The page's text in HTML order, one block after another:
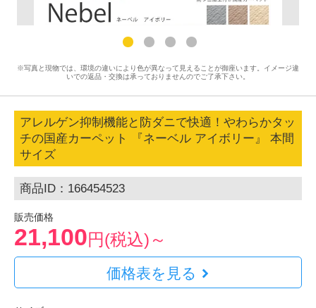
※写真と現物では、環境の違いにより色が異なって見えることが御座います。イメージ違
いでの返品・交換は承っておりませんのでご了承下さい。
アレルゲン抑制機能と防ダニで快適！やわらかタッ
チの国産カーペット 『ネーベル アイボリー』 本間
サイズ
商品ID：166454523
販売価格
21,100円(税込)～
価格表を見る